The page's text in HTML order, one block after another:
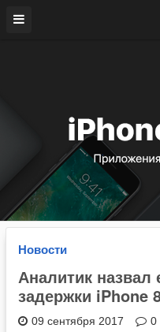
Новости
Аналитик
задержки iPhone
09 сентября 2017 0